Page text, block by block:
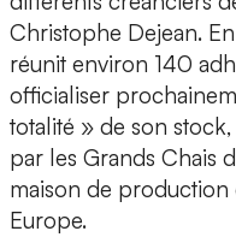
Christophe Dejean.
réunit environ 140
officialiser
totalité » de son
par les Grands Chais
maison de
Europe.